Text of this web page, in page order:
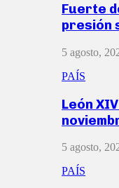
Fuerte
presión
5 agosto,
PAÍS
León
5 agosto,
PAÍS